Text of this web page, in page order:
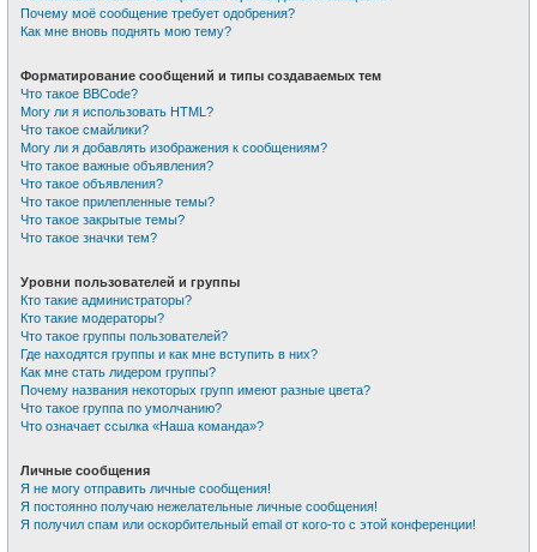
Почему моё сообщение требует одобрения?
Как мне вновь поднять мою тему?
Форматирование сообщений и типы создаваемых тем
Что такое BBCode?
Могу ли я использовать HTML?
Что такое смайлики?
Могу ли я добавлять изображения к сообщениям?
Что такое важные объявления?
Что такое объявления?
Что такое прилепленные темы?
Что такое закрытые темы?
Что такое значки тем?
Уровни пользователей и группы
Кто такие администраторы?
Кто такие модераторы?
Что такое группы пользователей?
Где находятся группы и как мне вступить в них?
Как мне стать лидером группы?
Почему названия некоторых групп имеют разные цвета?
Что такое группа по умолчанию?
Что означает ссылка «Наша команда»?
Личные сообщения
Я не могу отправить личные сообщения!
Я постоянно получаю нежелательные личные сообщения!
Я получил спам или оскорбительный email от кого-то с этой конференции!